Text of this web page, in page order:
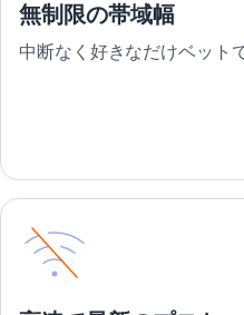
無制限の帯域幅
中断なく好きなだけベット